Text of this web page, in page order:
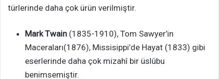
türlerinde daha çok ürün verilmiştir.
Mark Twain (1835-1910), Tom Sawyer’in
Maceraları(1876), Missisippi’de Hayat (1833) gibi
eserlerinde daha çok mizahî bir üslûbu
benimsemiştir.